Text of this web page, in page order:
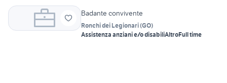
Badante convivente
Ronchi dei Legionari(GO)
Assistenza anziani e/o disabiliAltroFull time